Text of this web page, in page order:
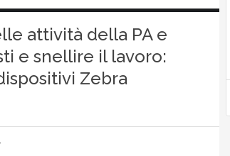
attività della PA e
e snellire il lavoro:
Zebra